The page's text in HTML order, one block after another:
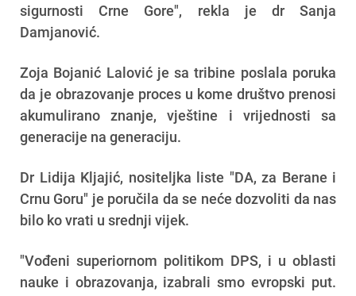
sigurnosti Crne Gore", rekla je dr Sanja
Damjanović.
Zoja Bojanić Lalović je sa tribine poslala poruka
da je obrazovanje proces u kome društvo prenosi
akumulirano znanje, vještine i vrijednosti sa
generacije na generaciju.
Dr Lidija Kljajić, nositeljka liste "DA, za Berane i
Crnu Goru" je poručila da se neće dozvoliti da nas
bilo ko vrati u srednji vijek.
"Vođeni superiornom politikom DPS, i u oblasti
nauke i obrazovanja, izabrali smo evropski put.